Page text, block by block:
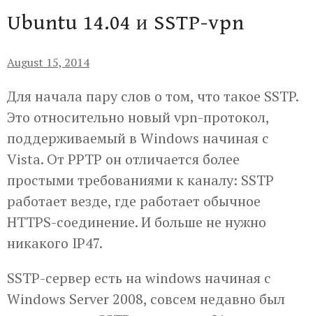
Ubuntu 14.04 и SSTP-vpn
August 15, 2014
Для начала пару слов о том, что такое SSTP.
Это относительно новый vpn-протокол,
поддерживаемый в Windows начиная с
Vista. От PPTP он отличается более
простыми требованиями к каналу: SSTP
работает везде, где работает обычное
HTTPS-соединение. И больше не нужно
никакого IP47.
SSTP-сервер есть на windows начиная с
Windows Server 2008, совсем недавно был